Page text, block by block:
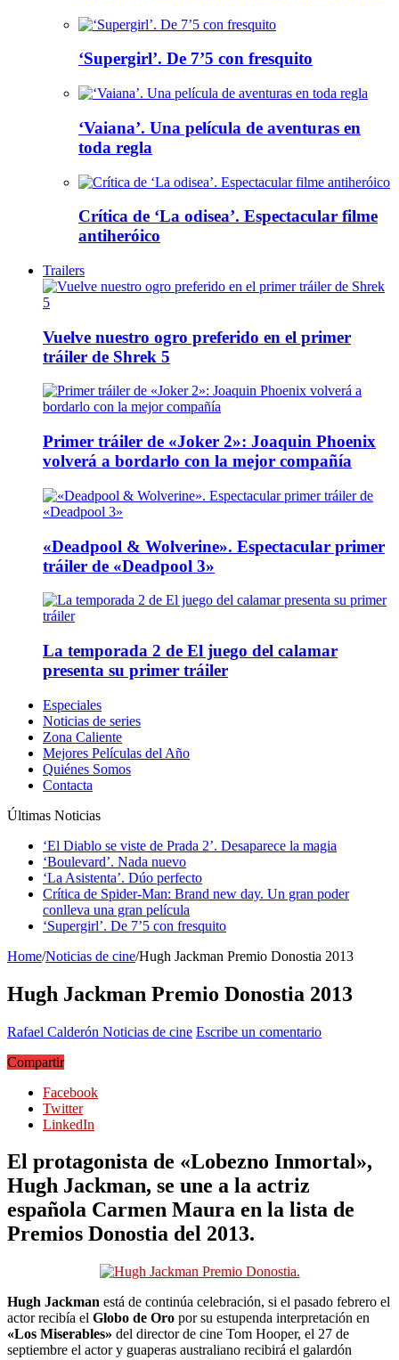
‘Supergirl’. De 7’5 con fresquito
‘Vaiana’. Una película de aventuras en
toda regla
Crítica de ‘La odisea’. Espectacular filme
antiheróico
Trailers
Vuelve nuestro ogro preferido en el primer
tráiler de Shrek 5
Primer tráiler de «Joker 2»: Joaquin Phoenix
volverá a bordarlo con la mejor compañía
«Deadpool & Wolverine». Espectacular primer
tráiler de «Deadpool 3»
La temporada 2 de El juego del calamar
presenta su primer tráiler
Especiales
Noticias de series
Zona Caliente
Mejores Películas del Año
Quiénes Somos
Contacta
Últimas Noticias
‘El Diablo se viste de Prada 2’. Desaparece la magia
‘Boulevard’. Nada nuevo
‘La Asistenta’. Dúo perfecto
Crítica de Spider-Man: Brand new day. Un gran poder
conlleva una gran película
‘Supergirl’. De 7’5 con fresquito
Home/Noticias de cine/Hugh Jackman Premio Donostia 2013
Hugh Jackman Premio Donostia 2013
Rafael Calderón Noticias de cine Escribe un comentario
Compartir
Facebook
Twitter
LinkedIn
El protagonista de «Lobezno Inmortal»,
Hugh Jackman, se une a la actriz
española Carmen Maura en la lista de
Premios Donostia del 2013.
Hugh Jackman está de continúa celebración, si el pasado febrero el
actor recibía el Globo de Oro por su estupenda interpretación en
«Los Miserables» del director de cine Tom Hooper, el 27 de
septiembre el actor y guaperas australiano recibirá el galardón